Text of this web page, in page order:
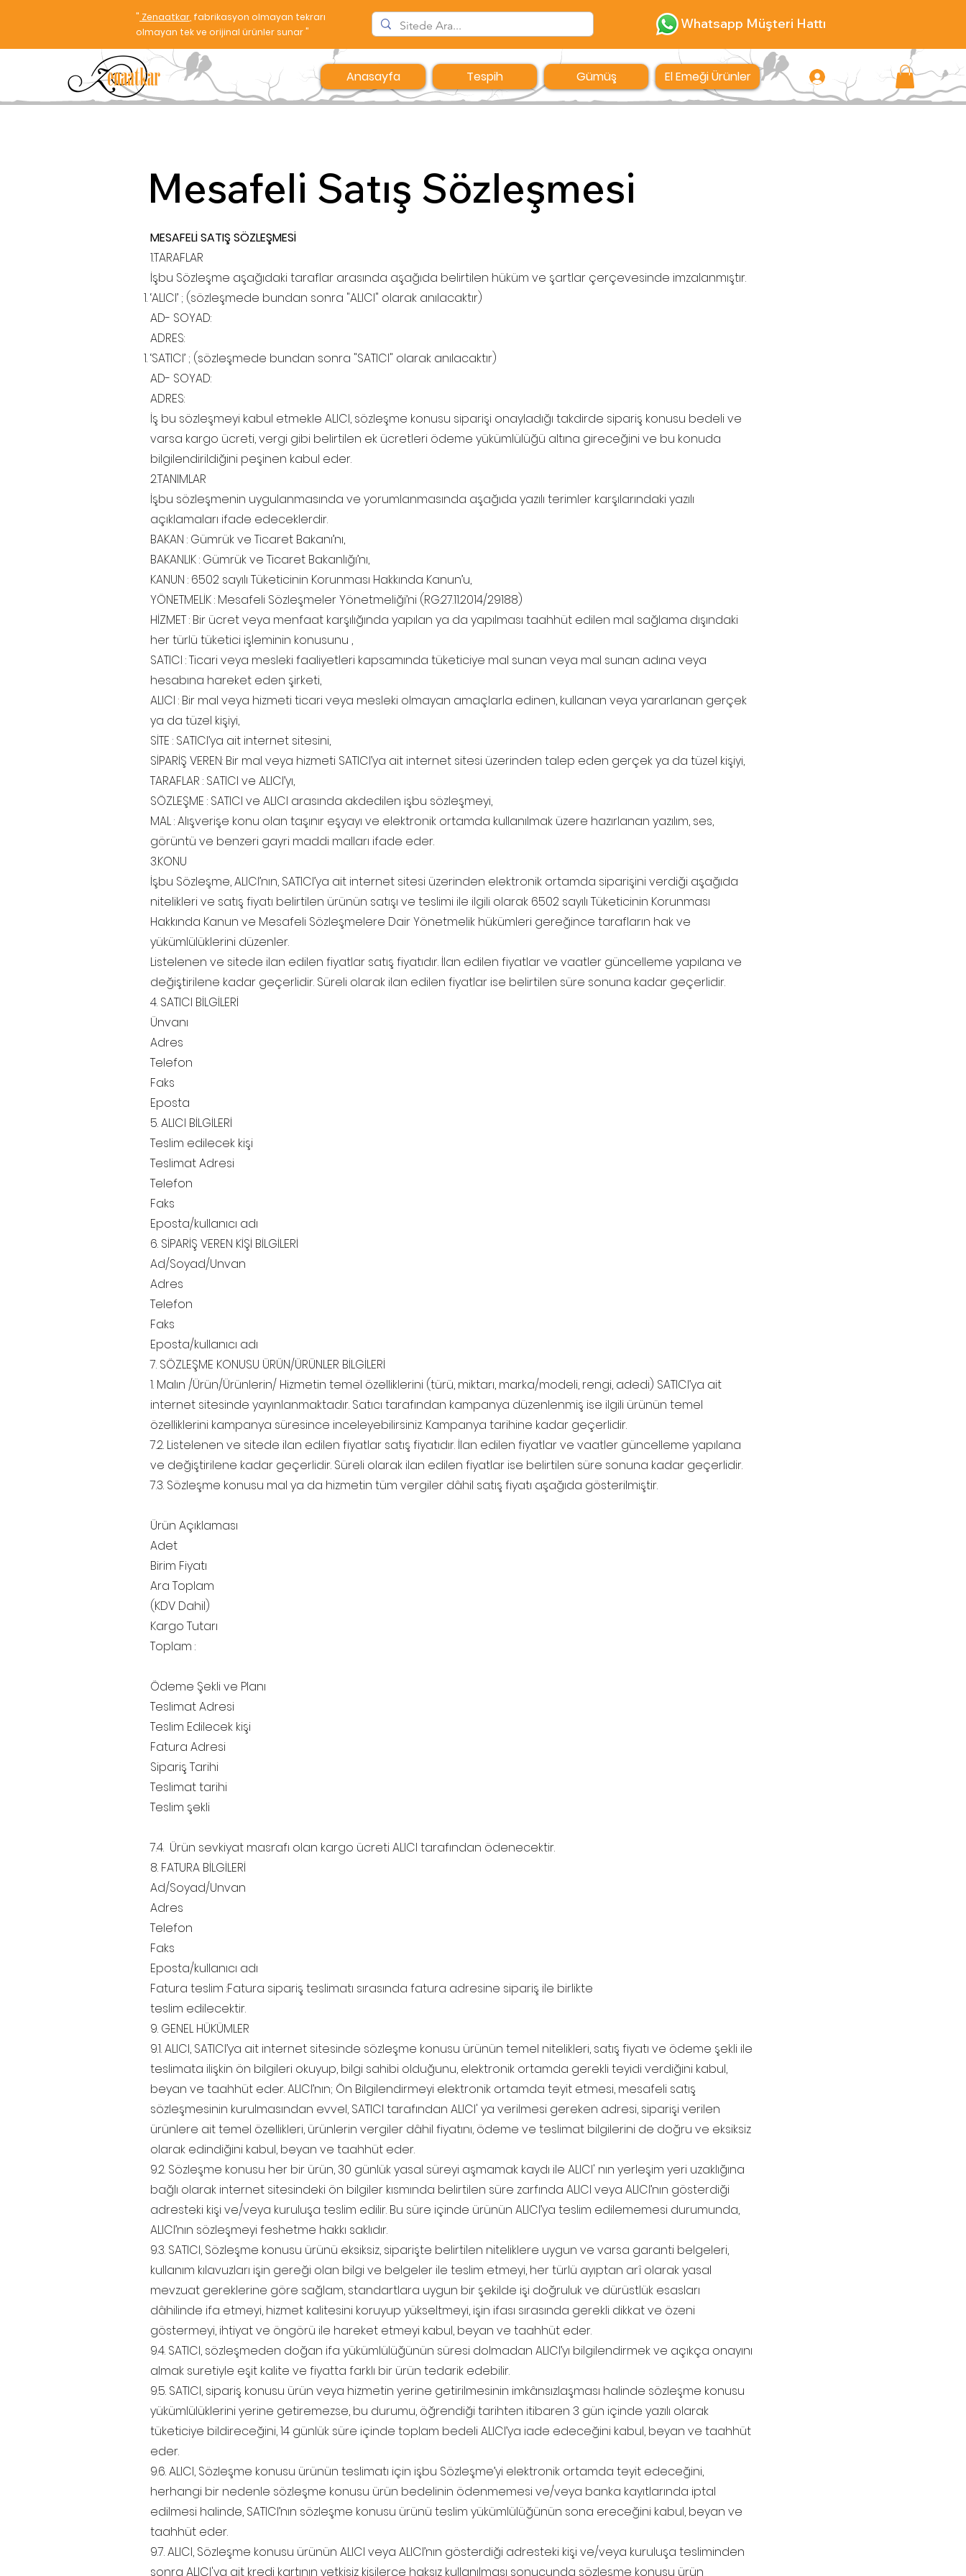
" Zenaatkar , fabrikasyon olmayan tekrarı
olmayan tek ve orijinal ürünler sunar "
Whatsapp Müşteri Hattı
Anasayfa Tespih Gümüş El Emeği Ürünler Giriş
Mesafeli Satış Sözleşmesi
MESAFELİ SATIŞ SÖZLEŞMESİ
1.TARAFLAR
İşbu Sözleşme aşağıdaki taraflar arasında aşağıda belirtilen hüküm ve şartlar çerçevesinde imzalanmıştır.
‘ALICI’ ; (sözleşmede bundan sonra "ALICI" olarak anılacaktır)
AD- SOYAD:
ADRES:
‘SATICI’ ; (sözleşmede bundan sonra "SATICI" olarak anılacaktır)
AD- SOYAD:
ADRES:
İş bu sözleşmeyi kabul etmekle ALICI, sözleşme konusu siparişi onayladığı takdirde sipariş konusu bedeli ve
varsa kargo ücreti, vergi gibi belirtilen ek ücretleri ödeme yükümlülüğü altına gireceğini ve bu konuda
bilgilendirildiğini peşinen kabul eder.
2.TANIMLAR
İşbu sözleşmenin uygulanmasında ve yorumlanmasında aşağıda yazılı terimler karşılarındaki yazılı
açıklamaları ifade edeceklerdir.
BAKAN : Gümrük ve Ticaret Bakanı’nı,
BAKANLIK : Gümrük ve Ticaret Bakanlığı’nı,
KANUN : 6502 sayılı Tüketicinin Korunması Hakkında Kanun’u,
YÖNETMELİK : Mesafeli Sözleşmeler Yönetmeliği’ni (RG:27.11.2014/29188)
HİZMET : Bir ücret veya menfaat karşılığında yapılan ya da yapılması taahhüt edilen mal sağlama dışındaki
her türlü tüketici işleminin konusunu ,
SATICI : Ticari veya mesleki faaliyetleri kapsamında tüketiciye mal sunan veya mal sunan adına veya
hesabına hareket eden şirketi,
ALICI : Bir mal veya hizmeti ticari veya mesleki olmayan amaçlarla edinen, kullanan veya yararlanan gerçek
ya da tüzel kişiyi,
SİTE : SATICI’ya ait internet sitesini,
SİPARİŞ VEREN: Bir mal veya hizmeti SATICI’ya ait internet sitesi üzerinden talep eden gerçek ya da tüzel kişiyi,
TARAFLAR : SATICI ve ALICI’yı,
SÖZLEŞME : SATICI ve ALICI arasında akdedilen işbu sözleşmeyi,
MAL : Alışverişe konu olan taşınır eşyayı ve elektronik ortamda kullanılmak üzere hazırlanan yazılım, ses,
görüntü ve benzeri gayri maddi malları ifade eder.
3.KONU
İşbu Sözleşme, ALICI’nın, SATICI’ya ait internet sitesi üzerinden elektronik ortamda siparişini verdiği aşağıda
nitelikleri ve satış fiyatı belirtilen ürünün satışı ve teslimi ile ilgili olarak 6502 sayılı Tüketicinin Korunması
Hakkında Kanun ve Mesafeli Sözleşmelere Dair Yönetmelik hükümleri gereğince tarafların hak ve
yükümlülüklerini düzenler.
Listelenen ve sitede ilan edilen fiyatlar satış fiyatıdır. İlan edilen fiyatlar ve vaatler güncelleme yapılana ve
değiştirilene kadar geçerlidir. Süreli olarak ilan edilen fiyatlar ise belirtilen süre sonuna kadar geçerlidir.
4. SATICI BİLGİLERİ
Ünvanı
Adres
Telefon
Faks
Eposta
5. ALICI BİLGİLERİ
Teslim edilecek kişi
Teslimat Adresi
Telefon
Faks
Eposta/kullanıcı adı
6. SİPARİŞ VEREN KİŞİ BİLGİLERİ
Ad/Soyad/Unvan
Adres
Telefon
Faks
Eposta/kullanıcı adı
7. SÖZLEŞME KONUSU ÜRÜN/ÜRÜNLER BİLGİLERİ
1. Malın /Ürün/Ürünlerin/ Hizmetin temel özelliklerini (türü, miktarı, marka/modeli, rengi, adedi) SATICI’ya ait
internet sitesinde yayınlanmaktadır. Satıcı tarafından kampanya düzenlenmiş ise ilgili ürünün temel
özelliklerini kampanya süresince inceleyebilirsiniz. Kampanya tarihine kadar geçerlidir.
7.2. Listelenen ve sitede ilan edilen fiyatlar satış fiyatıdır. İlan edilen fiyatlar ve vaatler güncelleme yapılana
ve değiştirilene kadar geçerlidir. Süreli olarak ilan edilen fiyatlar ise belirtilen süre sonuna kadar geçerlidir.
7.3. Sözleşme konusu mal ya da hizmetin tüm vergiler dâhil satış fiyatı aşağıda gösterilmiştir.
Ürün Açıklaması
Adet
Birim Fiyatı
Ara Toplam
(KDV Dahil)
Kargo Tutarı
Toplam :
Ödeme Şekli ve Planı
Teslimat Adresi
Teslim Edilecek kişi
Fatura Adresi
Sipariş Tarihi
Teslimat tarihi
Teslim şekli
7.4. Ürün sevkiyat masrafı olan kargo ücreti ALICI tarafından ödenecektir.
8. FATURA BİLGİLERİ
Ad/Soyad/Unvan
Adres
Telefon
Faks
Eposta/kullanıcı adı
Fatura teslim :Fatura sipariş teslimatı sırasında fatura adresine sipariş ile birlikte
teslim edilecektir.
9. GENEL HÜKÜMLER
9.1. ALICI, SATICI’ya ait internet sitesinde sözleşme konusu ürünün temel nitelikleri, satış fiyatı ve ödeme şekli ile
teslimata ilişkin ön bilgileri okuyup, bilgi sahibi olduğunu, elektronik ortamda gerekli teyidi verdiğini kabul,
beyan ve taahhüt eder. ALICI’nın; Ön Bilgilendirmeyi elektronik ortamda teyit etmesi, mesafeli satış
sözleşmesinin kurulmasından evvel, SATICI tarafından ALICI' ya verilmesi gereken adresi, siparişi verilen
ürünlere ait temel özellikleri, ürünlerin vergiler dâhil fiyatını, ödeme ve teslimat bilgilerini de doğru ve eksiksiz
olarak edindiğini kabul, beyan ve taahhüt eder.
9.2. Sözleşme konusu her bir ürün, 30 günlük yasal süreyi aşmamak kaydı ile ALICI' nın yerleşim yeri uzaklığına
bağlı olarak internet sitesindeki ön bilgiler kısmında belirtilen süre zarfında ALICI veya ALICI’nın gösterdiği
adresteki kişi ve/veya kuruluşa teslim edilir. Bu süre içinde ürünün ALICI’ya teslim edilememesi durumunda,
ALICI’nın sözleşmeyi feshetme hakkı saklıdır.
9.3. SATICI, Sözleşme konusu ürünü eksiksiz, siparişte belirtilen niteliklere uygun ve varsa garanti belgeleri,
kullanım kılavuzları işin gereği olan bilgi ve belgeler ile teslim etmeyi, her türlü ayıptan arî olarak yasal
mevzuat gereklerine göre sağlam, standartlara uygun bir şekilde işi doğruluk ve dürüstlük esasları
dâhilinde ifa etmeyi, hizmet kalitesini koruyup yükseltmeyi, işin ifası sırasında gerekli dikkat ve özeni
göstermeyi, ihtiyat ve öngörü ile hareket etmeyi kabul, beyan ve taahhüt eder.
9.4. SATICI, sözleşmeden doğan ifa yükümlülüğünün süresi dolmadan ALICI’yı bilgilendirmek ve açıkça onayını
almak suretiyle eşit kalite ve fiyatta farklı bir ürün tedarik edebilir.
9.5. SATICI, sipariş konusu ürün veya hizmetin yerine getirilmesinin imkânsızlaşması halinde sözleşme konusu
yükümlülüklerini yerine getiremezse, bu durumu, öğrendiği tarihten itibaren 3 gün içinde yazılı olarak
tüketiciye bildireceğini, 14 günlük süre içinde toplam bedeli ALICI’ya iade edeceğini kabul, beyan ve taahhüt
eder.
9.6. ALICI, Sözleşme konusu ürünün teslimatı için işbu Sözleşme’yi elektronik ortamda teyit edeceğini,
herhangi bir nedenle sözleşme konusu ürün bedelinin ödenmemesi ve/veya banka kayıtlarında iptal
edilmesi halinde, SATICI’nın sözleşme konusu ürünü teslim yükümlülüğünün sona ereceğini kabul, beyan ve
taahhüt eder.
9.7. ALICI, Sözleşme konusu ürünün ALICI veya ALICI’nın gösterdiği adresteki kişi ve/veya kuruluşa tesliminden
sonra ALICI'ya ait kredi kartının yetkisiz kişilerce haksız kullanılması sonucunda sözleşme konusu ürün